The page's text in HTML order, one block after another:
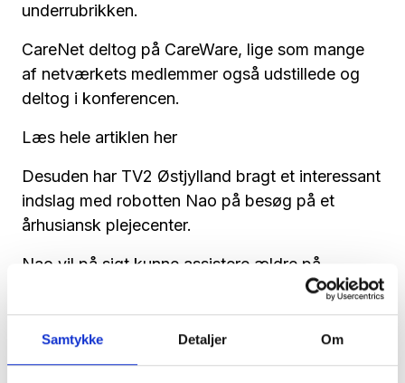
Samtykke Detaljer Om
underrubrikken.
CareNet deltog på CareWare, lige som mange
af netværkets medlemmer også udstillede og
deltog i konferencen.
Læs hele artiklen her
Desuden har TV2 Østjylland bragt et interessant
indslag med robotten Nao på besøg på et
århusiansk plejecenter.
Nao vil på sigt kunne assistere ældre på
plejehjem i hverdagen, og de ældre århusianere i
indslaget er glade for robotten og dens evner.
Se indslaget